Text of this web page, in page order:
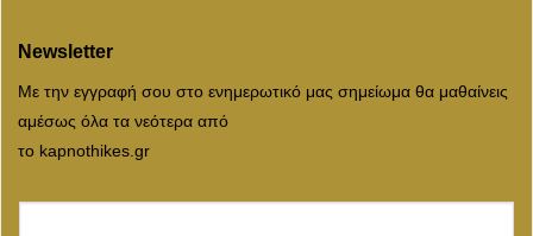
Newsletter
Με την εγγραφή σου στο ενημερωτικό μας σημείωμα θα μαθαίνεις
αμέσως όλα τα νεότερα από
το kapnothikes.gr